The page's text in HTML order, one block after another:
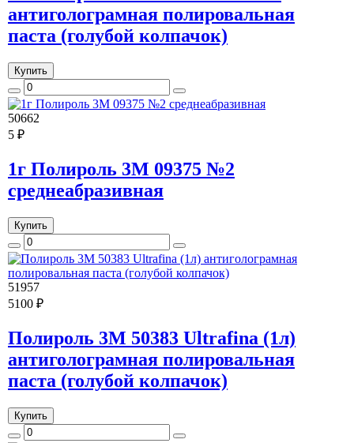
антиголограмная полировальная
паста (голубой колпачок)
Купить
50662
5 ₽
1г Полироль 3M 09375 №2
среднеабразивная
Купить
51957
5100 ₽
Полироль 3M 50383 Ultrafina (1л)
антиголограмная полировальная
паста (голубой колпачок)
Купить